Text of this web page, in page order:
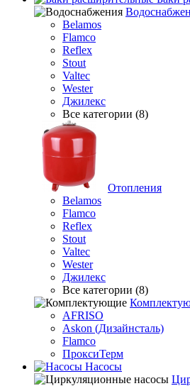
Belamos
Flamco
Reflex
Stout
Valtec
Wester
Джилекс
Все категории (8)
Отопления
Belamos
Flamco
Reflex
Stout
Valtec
Wester
Джилекс
Все категории (8)
AFRISO
Askon (Дизайнсталь)
Flamco
ПроксиТерм
Насосы